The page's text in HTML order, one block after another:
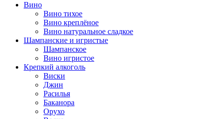
Вино
Вино тихое
Вино креплёное
Вино натуральное сладкое
Шампанские и игристые
Шампанское
Вино игристое
Крепкий алкоголь
Виски
Джин
Расилья
Баканора
Орухо